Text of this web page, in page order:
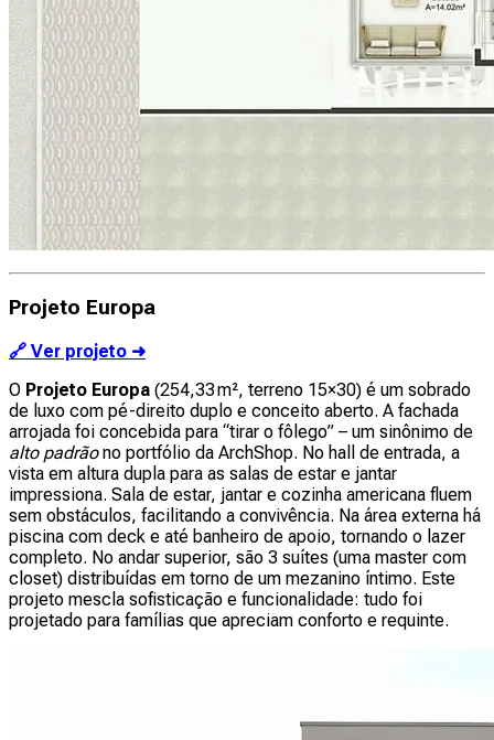
Projeto Europa
🔗 Ver projeto ➜
O Projeto Europa (254,33 m², terreno 15×30) é um sobrado
de luxo com pé-direito duplo e conceito aberto. A fachada
arrojada foi concebida para “tirar o fôlego” – um sinônimo de
alto padrãono portfólio da ArchShop. No hall de entrada, a
vista em altura dupla para as salas de estar e jantar
impressiona. Sala de estar, jantar e cozinha americana fluem
sem obstáculos, facilitando a convivência. Na área externa há
piscina com deck e até banheiro de apoio, tornando o lazer
completo. No andar superior, são 3 suítes (uma master com
closet) distribuídas em torno de um mezanino íntimo. Este
projeto mescla sofisticação e funcionalidade: tudo foi
projetado para famílias que apreciam conforto e requinte.